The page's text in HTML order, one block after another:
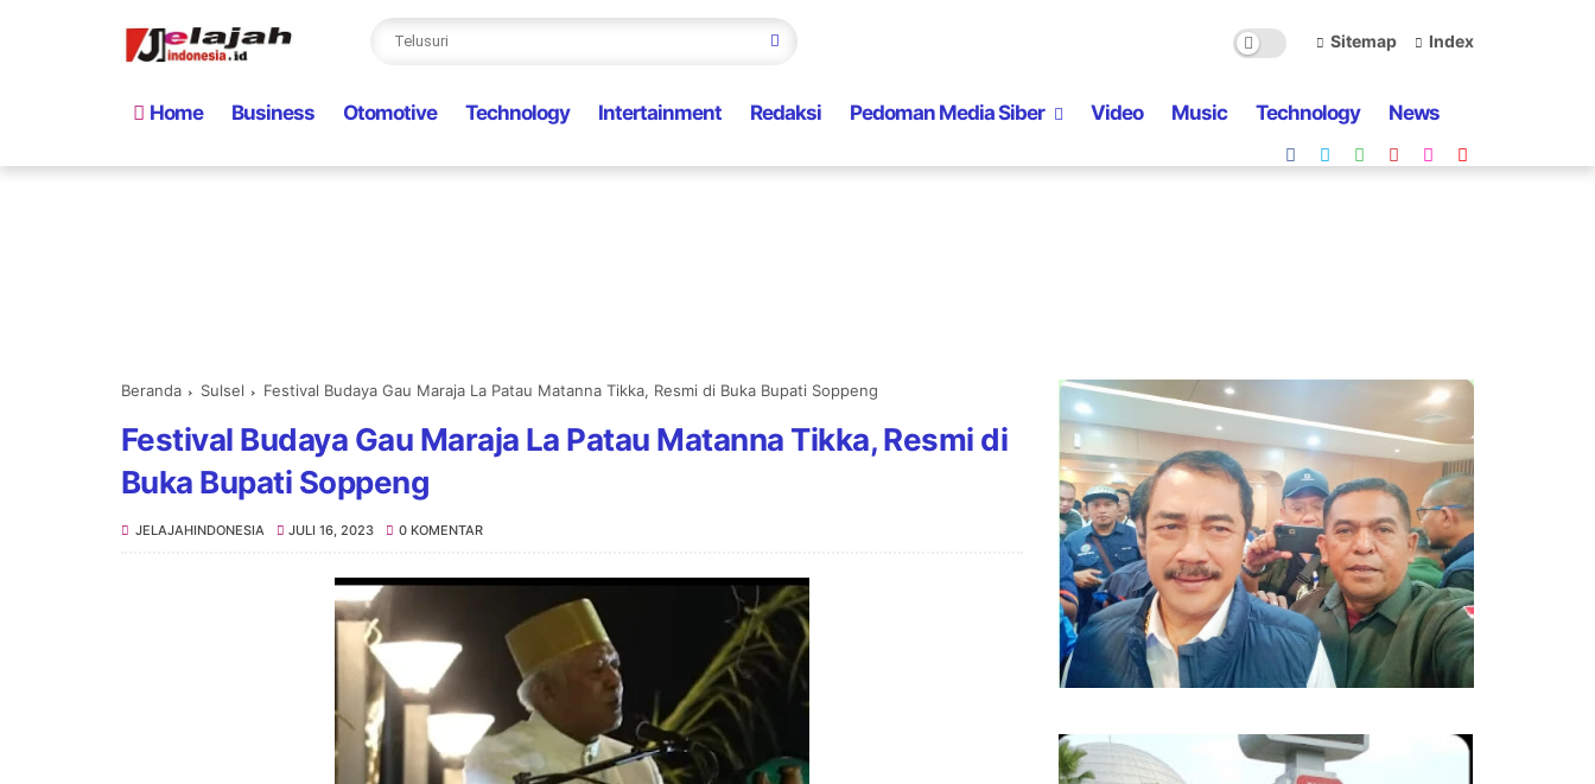
Sitemap Index
Home Business Otomotive Technology Intertainment Redaksi Pedoman Media Siber Video Music Technology News
Beranda Sulsel Festival Budaya Gau Maraja La Patau Matanna Tikka, Resmi di Buka Bupati Soppeng
Festival Budaya Gau Maraja La Patau Matanna Tikka, Resmi di
Buka Bupati Soppeng
JELAJAHINDONESIA JULI 16, 2023 0 KOMENTAR